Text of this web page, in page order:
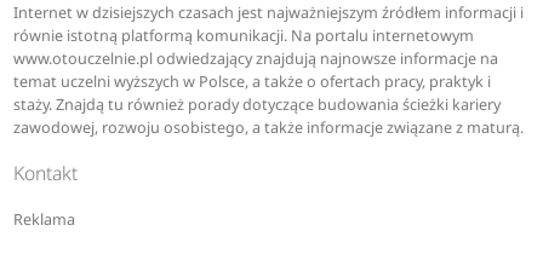
Internet w dzisiejszych czasach jest najważniejszym źródłem informacji i
równie istotną platformą komunikacji. Na portalu internetowym
www.otouczelnie.pl odwiedzający znajdują najnowsze informacje na
temat uczelni wyższych w Polsce, a także o ofertach pracy, praktyk i
staży. Znajdą tu również porady dotyczące budowania ścieżki kariery
zawodowej, rozwoju osobistego, a także informacje związane z maturą.
Kontakt
Reklama